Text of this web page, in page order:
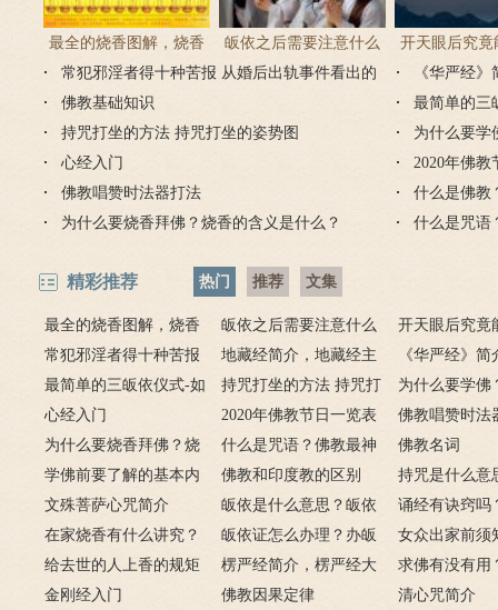
最全的烧香图解，烧香
有何含义与讲究？
皈依之后需要注意什么
吗 皈依佛门后的注意事
开天眼后究竟
么？
常犯邪淫者得十种苦报 从婚后出轨事件看出的
因果报应
《华严经
佛教基础知识
最简单的三
持咒打坐的方法 持咒打坐的姿势图
为什么要学
心经入门
2020年佛教
佛教唱赞时法器打法
什么是佛教
为什么要烧香拜佛？烧香的含义是什么？
什么是咒语
精彩推荐 热门 推荐 文集
最全的烧香图解，烧香
有何含义与讲究？
皈依之后需要注意什么
吗 皈依佛门后的注意事
项
开天眼后究竟
么？
常犯邪淫者得十种苦报
从婚后出轨事件看出的因
果报应
地藏经简介，地藏经主
要讲什么？
《华严经》简
广佛华严经讲
最简单的三皈依仪式-如
何授三皈五戒居士仪轨
持咒打坐的方法 持咒打
坐的姿势图
为什么要学佛
用呢？
心经入门 2020年佛教节日一览表
佛教唱赞时法
为什么要烧香拜佛？烧
香的含义是什么？
什么是咒语？佛教最神
奇的九个咒语
佛教名词
学佛前要了解的基本内
容
佛教和印度教的区别
持咒是什么意
持咒？
文殊菩萨心咒简介
皈依是什么意思？皈依
三宝又是什么意思？
诵经有诀窍吗
十二条诀窍
在家烧香有什么讲究？
一些禁忌千万不要触
碰！
皈依证怎么办理？办皈
依证后的忌讳是什么？
女众出家前须
只有一次出家
给去世的人上香的规矩
楞严经简介，楞严经大
致在讲什么？
求佛有没有用
说佛菩萨可以
金刚经入门 佛教因果定律 清心咒简介